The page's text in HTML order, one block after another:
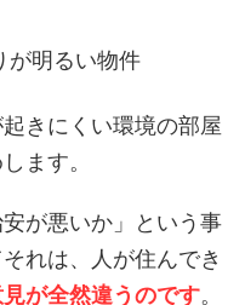
が明るい物件
きにくい環境の部屋
ます。
が悪いか」という事
れは、人が住んでき
が全然違うのです。